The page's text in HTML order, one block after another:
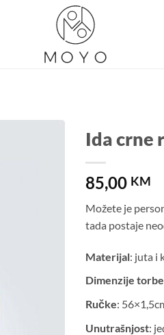
Ida crne
85,00 KM
Možete je
tada postaje
Materijal: juta i
Dimenzije torbe
Ručke:
Unutrašnjost: